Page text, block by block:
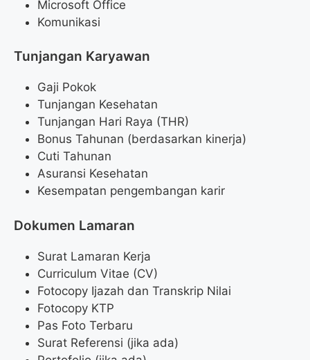
Microsoft Office
Komunikasi
Tunjangan Karyawan
Gaji Pokok
Tunjangan Kesehatan
Tunjangan Hari Raya (THR)
Bonus Tahunan (berdasarkan kinerja)
Cuti Tahunan
Asuransi Kesehatan
Kesempatan pengembangan karir
Dokumen Lamaran
Surat Lamaran Kerja
Curriculum Vitae (CV)
Fotocopy Ijazah dan Transkrip Nilai
Fotocopy KTP
Pas Foto Terbaru
Surat Referensi (jika ada)